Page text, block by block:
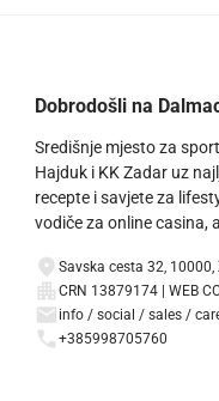
Dobrodošli na
Središnje mjesto za
Hajduk i KK Zadar uz
recepte i savjete za
vodiče za online casina,
Savska cesta 32, 10000,
CRN 13879174 | WEB
info / social / sales /
+385998705760